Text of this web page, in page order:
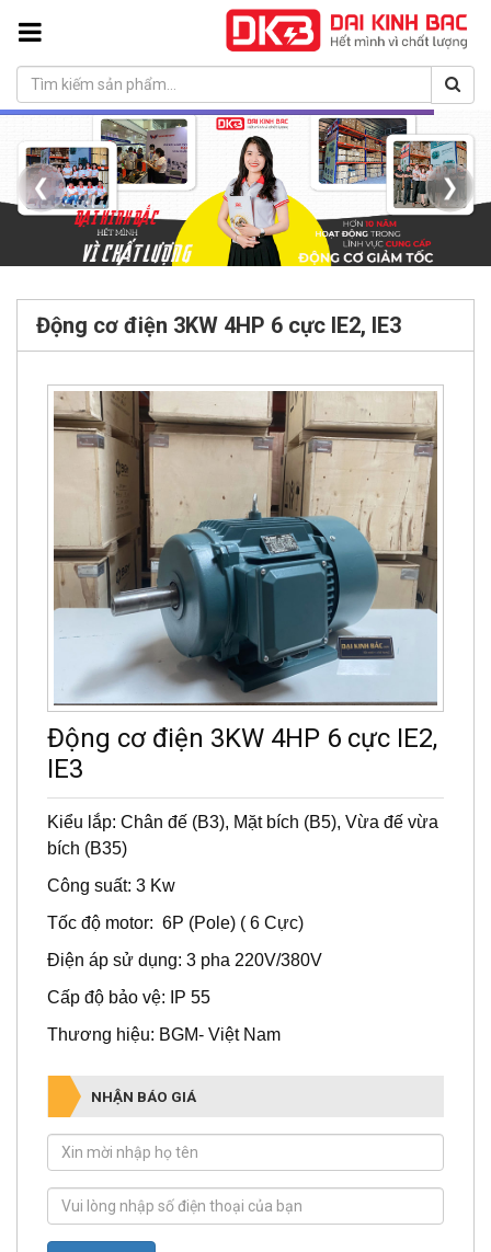
❮ ❯
Động cơ điện 3KW 4HP 6 cực IE2, IE3
Động cơ điện 3KW 4HP 6 cực IE2,
IE3
Kiểu lắp: Chân đế (B3), Mặt bích (B5), Vừa đế vừa
bích (B35)
Công suất: 3 Kw
Tốc độ motor: 6P (Pole) ( 6 Cực)
Điện áp sử dụng: 3 pha 220V/380V
Cấp độ bảo vệ: IP 55
Thương hiệu: BGM- Việt Nam